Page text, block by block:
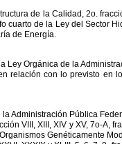
de la Calidad, 2o.
cuarto de la Ley del Sector
de Energía.
la Ley Orgánica de la
relación con lo previsto en
laAdministración Pública
VIII, XIII, XIV y XV, 7o-A,
Organismos Genéticamente